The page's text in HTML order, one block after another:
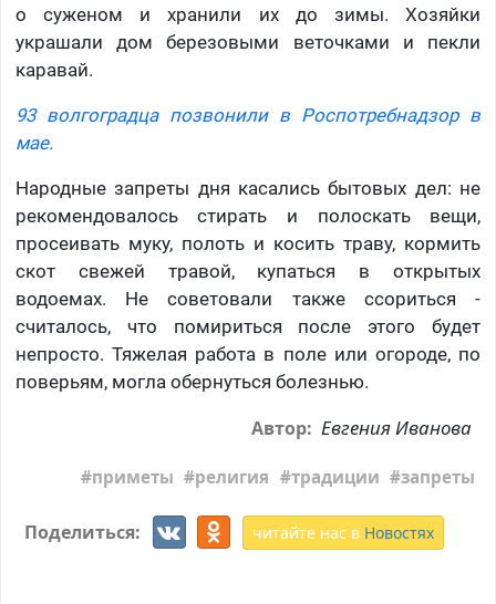
о суженом и хранили их до зимы. Хозяйки
украшали дом березовыми веточками и пекли
каравай.
93 волгоградца позвонили в Роспотребнадзор в
мае.
Народные запреты дня касались бытовых дел: не
рекомендовалось стирать и полоскать вещи,
просеивать муку, полоть и косить траву, кормить
скот свежей травой, купаться в открытых
водоемах. Не советовали также ссориться -
считалось, что помириться после этого будет
непросто. Тяжелая работа в поле или огороде, по
поверьям, могла обернуться болезнью.
Автор: Евгения Иванова
приметы религия традиции запреты
Поделиться: читайте нас в Новостях